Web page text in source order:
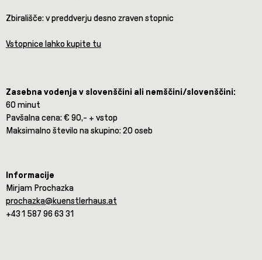
Zbirališče: v preddverju desno zraven stopnic
Vstopnice lahko kupite tu
Zasebna vodenja v slovenščini ali nemščini/slovenščini:
60 minut
Pavšalna cena: € 90,- + vstop
Maksimalno število na skupino: 20 oseb
Informacije
Mirjam Prochazka
prochazka@kuenstlerhaus.at
+43 1 587 96 63 31